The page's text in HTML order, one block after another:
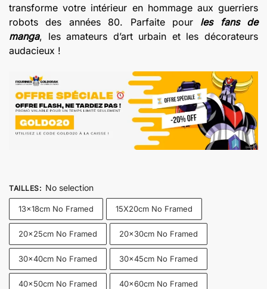
transforme votre intérieur en hommage aux guerriers
robots des années 80. Parfaite pour les fans de
manga, les amateurs d’art urbain et les décorateurs
audacieux !
TAILLES: No selection
13x18cm No Framed 15X20cm No Framed
20x25cm No Framed 20x30cm No Framed
30x40cm No Framed 30x45cm No Framed
40x50cm No Framed 40x60cm No Framed